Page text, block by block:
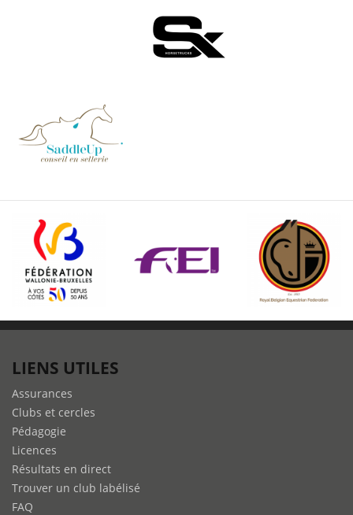
LIENS UTILES
Assurances
Clubs et cercles
Pédagogie
Licences
Résultats en direct
Trouver un club labélisé
FAQ